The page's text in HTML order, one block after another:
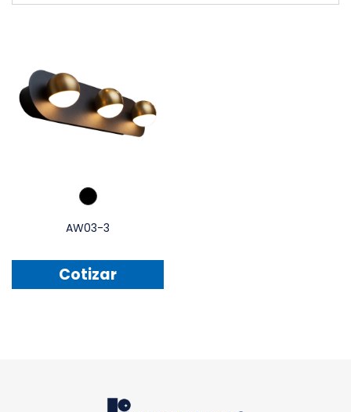
AW03-3
Cotizar